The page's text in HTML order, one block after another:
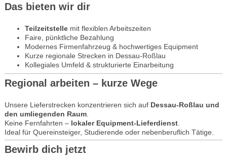
Das bieten wir dir
Teilzeitstellemit flexiblen Arbeitszeiten
Faire, pünktliche Bezahlung
Modernes Firmenfahrzeug & hochwertiges Equipment
Kurze regionale Strecken in Dessau-Roßlau
Kollegiales Umfeld & strukturierte Einarbeitung
Regional arbeiten – kurze Wege
Unsere Lieferstrecken konzentrieren sich auf Dessau-Roßlau und
den umliegenden Raum.
Keine Fernfahrten – lokaler Equipment-Lieferdienst.
Ideal für Quereinsteiger, Studierende oder nebenberuflich Tätige.
Bewirb dich jetzt